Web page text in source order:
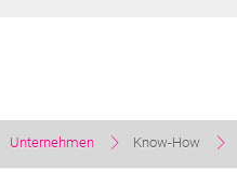
Unternehmen Know-How